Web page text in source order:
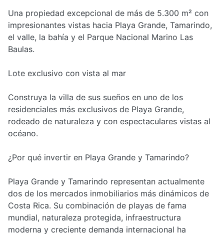
Una propiedad excepcional de más de 5.300 m² con
impresionantes vistas hacia Playa Grande, Tamarindo,
el valle, la bahía y el Parque Nacional Marino Las
Baulas.
Lote exclusivo con vista al mar
Construya la villa de sus sueños en uno de los
residenciales más exclusivos de Playa Grande,
rodeado de naturaleza y con espectaculares vistas al
océano.
¿Por qué invertir en Playa Grande y Tamarindo?
Playa Grande y Tamarindo representan actualmente
dos de los mercados inmobiliarios más dinámicos de
Costa Rica. Su combinación de playas de fama
mundial, naturaleza protegida, infraestructura
moderna y creciente demanda internacional ha